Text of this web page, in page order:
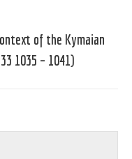
of the Kymaian
1035 – 1041)